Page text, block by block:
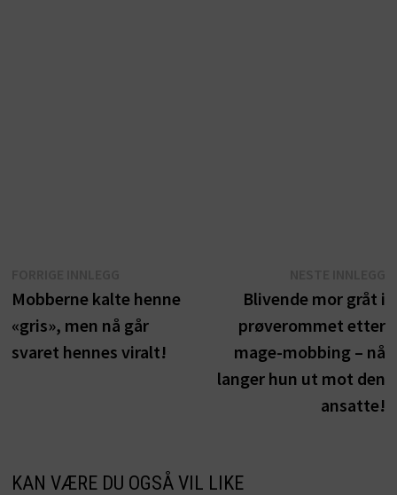
innlegg:
Mobberne kalte henne
«gris», men nå går
svaret hennes viralt!
Blivende mor gråt i
prøverommet etter
mage-mobbing – nå
langer hun ut mot den
ansatte!
KAN VÆRE DU OGSÅ VIL LIKE